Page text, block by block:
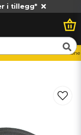
i tillegg*
GZHW 30SPL Green